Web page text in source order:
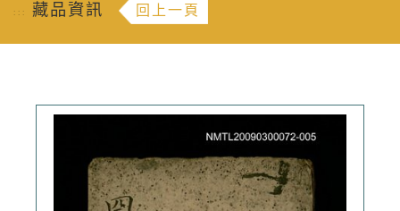
::: 藏品資訊 回上一頁